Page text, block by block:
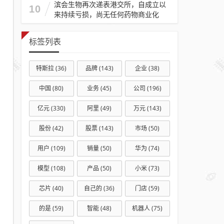
10
滨会生物再次递表港交所，自成立以
来持续亏损，尚无任何药物商业化
标签列表
特斯拉(36) 品牌(143) 企业(38)
中国 (80) 业务(45) 公司 (196)
亿元(330) 阿里 (49) 万元(143)
股份(42) 股票(143) 市场(50)
用户 (109) 销量(50) 华为 (74)
模型 (108) 产品 (50) 小米(73)
芯片 (40) 自己的 (36) 门店(59)
的是(59) 智能(48) 机器人(75)